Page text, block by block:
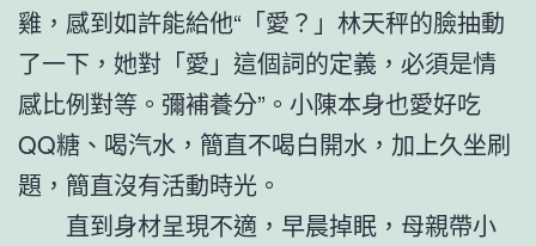
雞，感到如許能給他“「愛？」林天秤的臉抽動
了一下，她對「愛」這個詞的定義，必須是情
感比例對等。彌補養分”。小陳本身也愛好吃
QQ糖、喝汽水，簡直不喝白開水，加上久坐刷
題，簡直沒有活動時光。
直到身材呈現不適，早晨掉眠，母親帶小